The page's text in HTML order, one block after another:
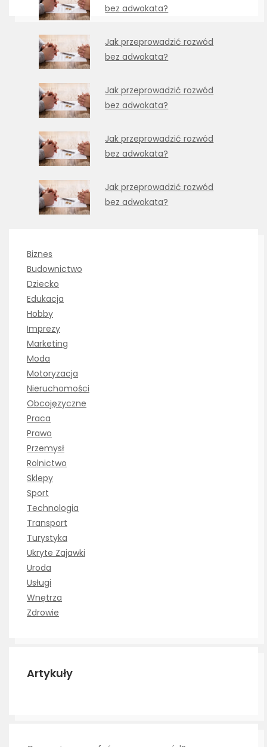
bez adwokata?
Jak przeprowadzić rozwód
bez adwokata?
Jak przeprowadzić rozwód
bez adwokata?
Jak przeprowadzić rozwód
bez adwokata?
Jak przeprowadzić rozwód
bez adwokata?
Biznes
Budownictwo
Dziecko
Edukacja
Hobby
Imprezy
Marketing
Moda
Motoryzacja
Nieruchomości
Obcojęzyczne
Praca
Prawo
Przemysł
Rolnictwo
Sklepy
Sport
Technologia
Transport
Turystyka
Ukryte Zajawki
Uroda
Usługi
Wnętrza
Zdrowie
Artykuły